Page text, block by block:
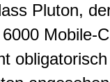
Pluton,
Mobile-